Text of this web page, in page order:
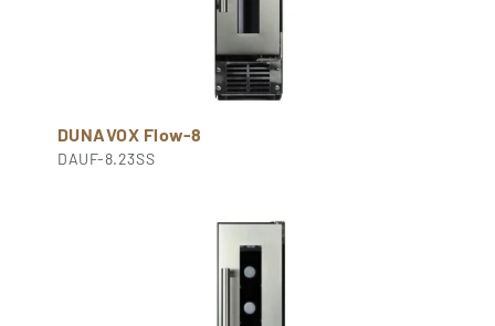
DUNAVOX Flow-8
DAUF-8.23SS